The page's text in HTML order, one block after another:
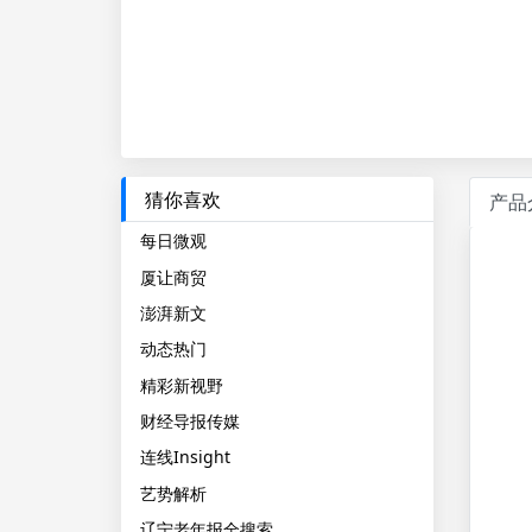
猜你喜欢
每日微观
厦让商贸
澎湃新文
动态热门
精彩新视野
财经导报传媒
连线Insight
艺势解析
产